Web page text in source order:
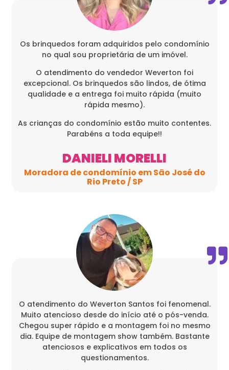
Os brinquedos foram adquiridos pelo condomínio
no qual sou proprietária de um imóvel.
O atendimento do vendedor Weverton foi
excepcional. Os brinquedos são lindos, de ótima
qualidade e a entrega foi muito rápida (muito
rápida mesmo).
As crianças do condomínio estão muito contentes.
Parabéns a toda equipe!!
DANIELI MORELLI
Moradora de condomínio em São José do
Rio Preto / SP
O atendimento do Weverton Santos foi fenomenal.
Muito atencioso desde do início até o pós-venda.
Chegou super rápido e a montagem foi no mesmo
dia. Equipe de montagem show também. Bastante
atenciosos e explicativos em todos os
questionamentos.